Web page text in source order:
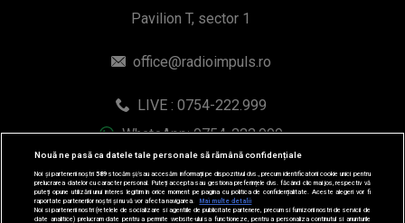
Pavilion T, sector 1
office@radioimpuls.ro
LIVE : 0754-222.999
WhatsApp: 0754-222.999
Nouă ne pasă ca datele tale personale să rămână confidențiale
Noi și partenerii noștri589stocăm și/sau accesăm informații pe dispozitivul dvs., precum identificatorii cookie unici pentru
prelucrarea datelor cu caracter personal. Puteți accepta sau gestiona preferințele dvs. făcând clic mai jos, respectiv vă
puteți opune utilizării unui interes legitim în orice moment pe pagina cu politica de confidențialitate. Aceste alegeri vor fi
raportate partenerilor noștri și nu vă vor afecta navigarea.
Mai multe detalii
Noi si partenerii nostri (retelele de socializare si agentiile de publicitate partenere, precum si furnizorii nostri de servicii de
date analitice) prelucram date pentru a permite website-ului sa functioneze, pentru a personaliza continutul si anunturile